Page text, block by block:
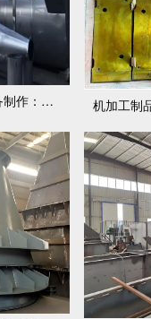
各种规格环保设备制作：包括但不局限于安装和调试